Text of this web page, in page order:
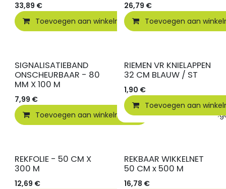
33,89 €
Toevoegen aan winkelmandje
26,79 €
Toevoegen aan
SIGNALISATIEBAND
ONSCHEURBAAR - 80
MM X 100 M
7,99 €
Toevoegen aan winkelmandje
RIEMEN VR KNIELAPPEN
32 CM BLAUW / ST
1,90 €
Toevoegen aan
REKFOLIE - 50 CM X
300 M
12,69 €
REKBAAR WIKKELNET
50 CM x 500 M
16,78 €